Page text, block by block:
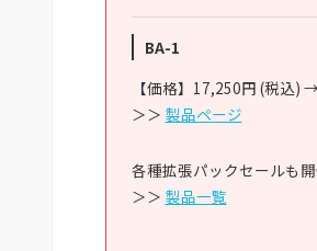
BA-1
【価格】17,250円 (税込) →
＞＞ 製品ページ
各種拡張パックセールも
＞＞ 製品一覧